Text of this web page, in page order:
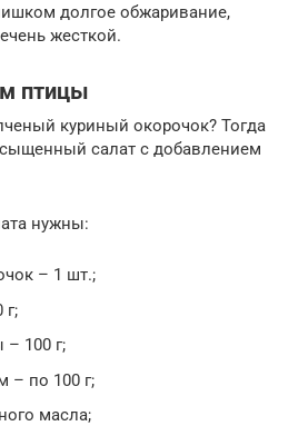
долгое обжаривание,
жесткой.
птицы
куриный окорочок? Тогда
салат с добавлением
нужны:
– 1 шт.;
г;
– 100 г;
– по 100 г;
масла;